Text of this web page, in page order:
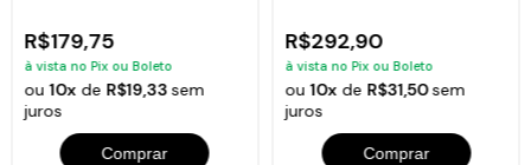
R$179,75
à vista no Pix ou Boleto
ou10x de R$19,33sem
juros
Comprar
R$292,90
à vista no Pix ou Boleto
ou10x de R$31,50sem
juros
Comprar